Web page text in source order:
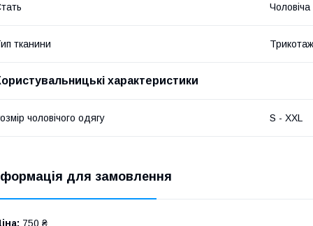
Чоловіча
тканини Трикотаж
характеристики
чоловічого одягу S - XXL
для замовлення
750 ₴